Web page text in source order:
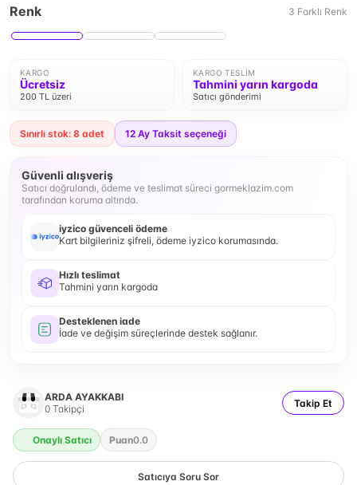
Renk 3 Farklı Renk
KARGO
Ücretsiz
200 TL üzeri
KARGO TESLIM
Tahmini yarın kargoda
Satıcı gönderimi
Sınırlı stok: 8 adet 12 Ay Taksit seçeneği
Güvenli alışveriş
Satıcı doğrulandı, ödeme ve teslimat süreci gormeklazim.com
tarafından koruma altında.
iyzico güvenceli ödeme
Kart bilgileriniz şifreli, ödeme iyzico korumasında.
Hızlı teslimat
Tahmini yarın kargoda
Desteklenen iade
İade ve değişim süreçlerinde destek sağlanır.
ARDA AYAKKABI
0 Takipçi Takip Et
Onaylı Satıcı Puan0.0
Satıcıya Soru Sor